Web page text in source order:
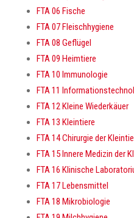
FTA 06 Fische
FTA 07 Fleischhygiene
FTA 08 Geflügel
FTA 09 Heimtiere
FTA 10 Immunologie
FTA 11
FTA 12 Kleine Wiederkäuer
FTA 13 Kleintiere
FTA 14 Chirurgie der
FTA 15 Innere Medizin der
FTA 16 Klinische
FTA 17 Lebensmittel
FTA 18 Mikrobiologie